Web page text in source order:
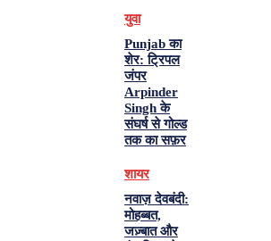
युवा
Punjab का
शेर: ट्रिपल
जंपर
Arpinder
Singh के
संघर्ष से गोल्ड
तक का सफ़र
शायर
नवाज़ देवबंदी:
मोहब्बत,
जज़्बात और